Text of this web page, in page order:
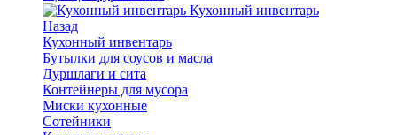
Кухонный инвентарь
Назад
Кухонный инвентарь
Бутылки для соусов и масла
Дуршлаги и сита
Контейнеры для мусора
Миски кухонные
Сотейники